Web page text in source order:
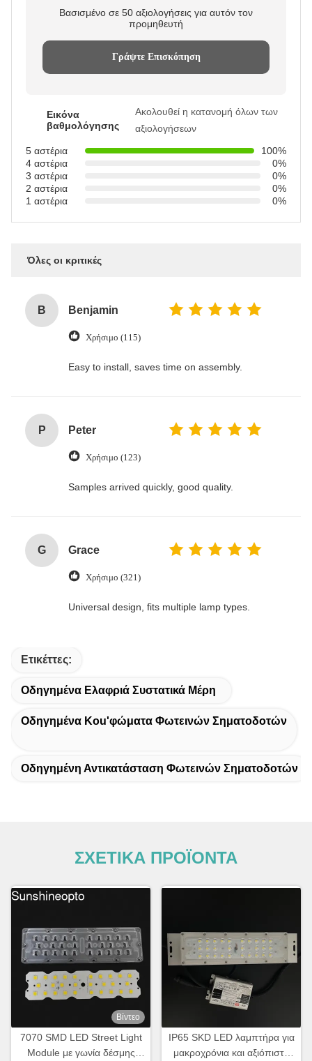
Βασισμένο σε 50 αξιολογήσεις για αυτόν τον
προμηθευτή
Γράψτε Επισκόπηση
Εικόνα
βαθμολόγησης
Ακολουθεί η κατανομή όλων των
αξιολογήσεων
5 αστέρια
100%
4 αστέρια
0%
3 αστέρια
0%
2 αστέρια
0%
1 αστέρια
0%
Όλες οι κριτικές
B Benjamin
Χρήσιμο (115)
Easy to install, saves time on assembly.
P Peter
Χρήσιμο (123)
Samples arrived quickly, good quality.
G Grace
Χρήσιμο (321)
Universal design, fits multiple lamp types.
Ετικέττες:
Οδηγημένα Ελαφριά Συστατικά Μέρη
Οδηγημένα Κοu'φώματα Φωτεινών Σηματοδοτών
Οδηγημένη Αντικατάσταση Φωτεινών Σηματοδοτών
ΣΧΕΤΙΚΑ ΠΡΟΪΟΝΤΑ
Βίντεο
7070 SMD LED Street Light
Module με γωνία δέσμης
IP65 SKD LED λαμπτήρα για
μακροχρόνια και αξιόπιστη